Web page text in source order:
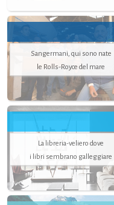
Sangermani, qui sono nate
le Rolls-Royce del mare
La libreria-veliero dove
i libri sembrano galleggiare